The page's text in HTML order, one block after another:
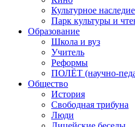
Культурное наследие
Парк культуры и
Образование
Школа и вуз
Учитель
Реформы
ПОЛЁТ (научно-
Общество
История
Свободная трибуна
Люди